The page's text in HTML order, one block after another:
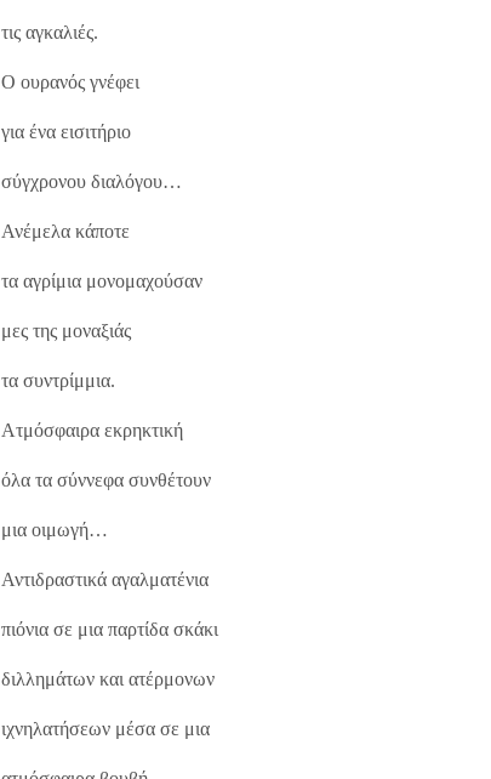
τις αγκαλιές.
Ο ουρανός γνέφει
για ένα εισιτήριο
σύγχρονου διαλόγου…
Ανέμελα κάποτε
τα αγρίμια μονομαχούσαν
μες της μοναξιάς
τα συντρίμμια.
Ατμόσφαιρα εκρηκτική
όλα τα σύννεφα συνθέτουν
μια οιμωγή…
Αντιδραστικά αγαλματένια
πιόνια σε μια παρτίδα σκάκι
διλλημάτων και ατέρμονων
ιχνηλατήσεων μέσα σε μια